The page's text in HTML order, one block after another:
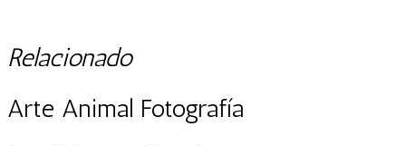
Relacionado
Arte Animal Fotografía